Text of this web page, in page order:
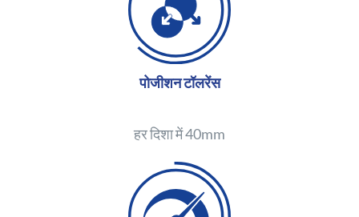
पोजीशन टॉलरेंस
हर दिशा में 40mm